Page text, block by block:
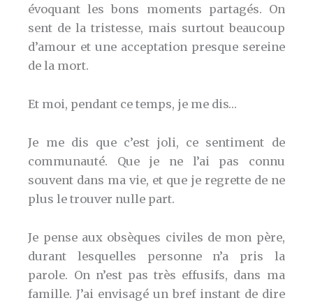
évoquant les bons moments partagés. On
sent de la tristesse, mais surtout beaucoup
d’amour et une acceptation presque sereine
de la mort.
Et moi, pendant ce temps, je me dis…
Je me dis que c’est joli, ce sentiment de
communauté. Que je ne l’ai pas connu
souvent dans ma vie, et que je regrette de ne
plus le trouver nulle part.
Je pense aux obsèques civiles de mon père,
durant lesquelles personne n’a pris la
parole. On n’est pas très effusifs, dans ma
famille. J’ai envisagé un bref instant de dire